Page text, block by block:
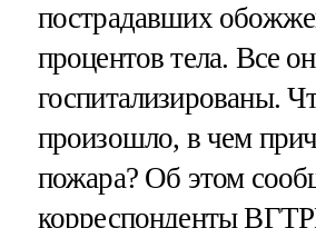
пострадавших
процентов тела. Все
госпитализированы.
произошло, в чем
пожара? Об этом
корреспонденты